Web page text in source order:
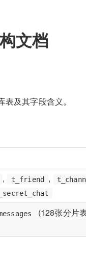
文档
及其字段含义。
, t_friend ,
(128张分片